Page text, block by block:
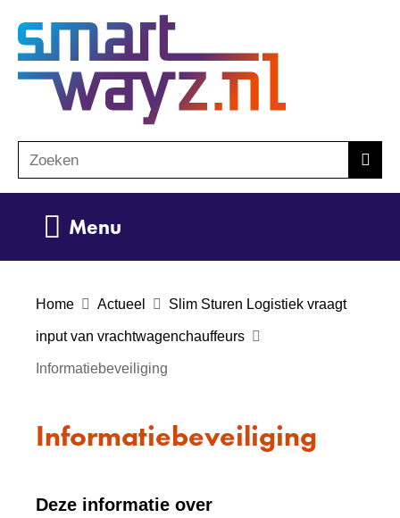
de
inhoud
o
e
Zoeken
Menu
Home Actueel Slim Sturen Logistiek vraagt
input van vrachtwagenchauffeurs
Informatiebeveiliging
Informatiebeveiliging
Deze informatie over